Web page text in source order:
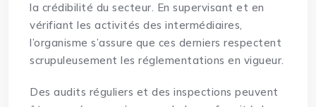
la crédibilité du secteur. En supervisant et en
vérifiant les activités des intermédiaires,
l’organisme s’assure que ces derniers respectent
scrupuleusement les réglementations en vigueur.
Des audits réguliers et des inspections peuvent